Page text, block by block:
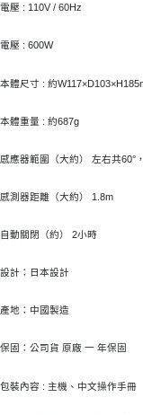
時審查核予不同之上限
５．嚴禁一人註冊多個
電壓 : 110V / 60Hz
電壓 : 600W
本體尺寸 : 約
本體重量 : 約687g
感應器範圍（大約） 左右共60°
感測器距離（大約） 1.8m
自動關閉（約） 2小時
設計：日本設計
產地：中國製造
保固：公司貨 原廠 一 年保固
包裝內容 : 主機、中文操作手冊